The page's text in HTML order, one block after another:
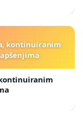
kontinuiranim